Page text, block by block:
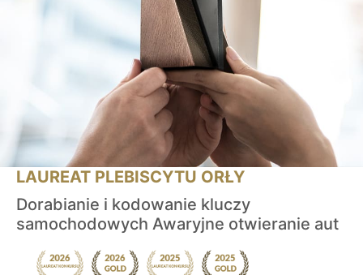
LAUREAT PLEBISCYTU ORŁY
Dorabianie i kodowanie kluczy
samochodowych Awaryjne otwieranie aut